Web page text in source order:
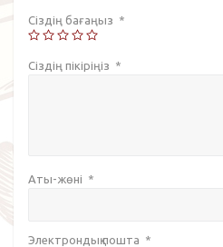
Сіздің бағаңыз *
Сіздің пікіріңіз *
Аты-жөні *
Электрондық пошта *